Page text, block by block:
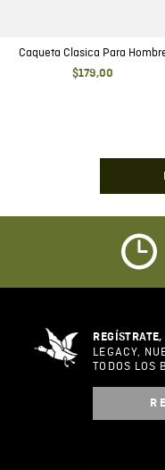
Caqueta Clasica Para
$179,00
LEGACY,
TODOS LOS